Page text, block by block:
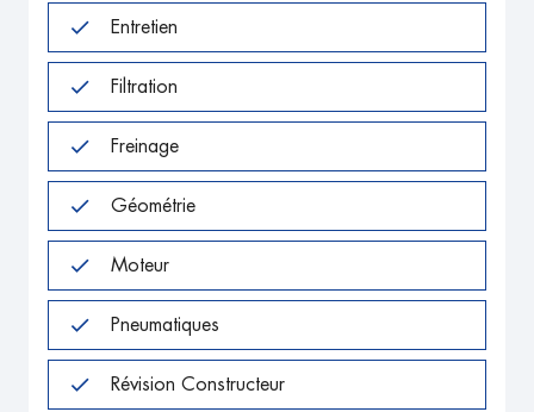
Entretien
Filtration
Freinage
Géométrie
Moteur
Pneumatiques
Révision Constructeur